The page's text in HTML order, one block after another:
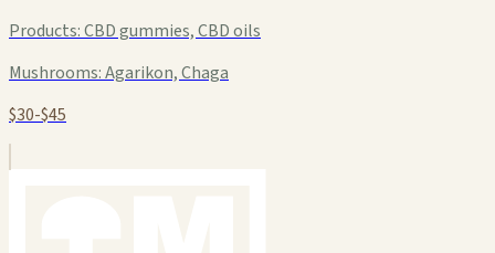
Products:CBD gummies, CBD oils
Mushrooms:Agarikon, Chaga
$30-$45